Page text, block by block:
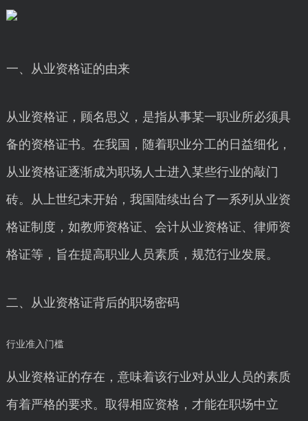
一、从业资格证的由来
从业资格证，顾名思义，是指从事某一职业所必须具
备的资格证书。在我国，随着职业分工的日益细化，
从业资格证逐渐成为职场人士进入某些行业的敲门
砖。从上世纪末开始，我国陆续出台了一系列从业资
格证制度，如教师资格证、会计从业资格证、律师资
格证等，旨在提高职业人员素质，规范行业发展。
二、从业资格证背后的职场密码
行业准入门槛
从业资格证的存在，意味着该行业对从业人员的素质
有着严格的要求。取得相应资格，才能在职场中立